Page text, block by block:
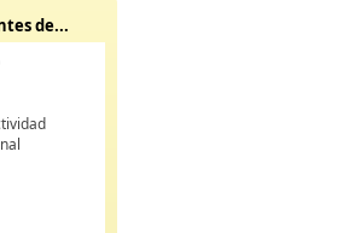
de...